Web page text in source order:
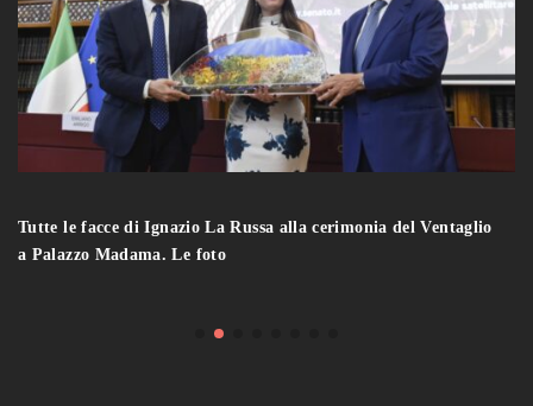
Tutte le facce di Ignazio La Russa alla cerimonia del Ventaglio
a Palazzo Madama. Le foto